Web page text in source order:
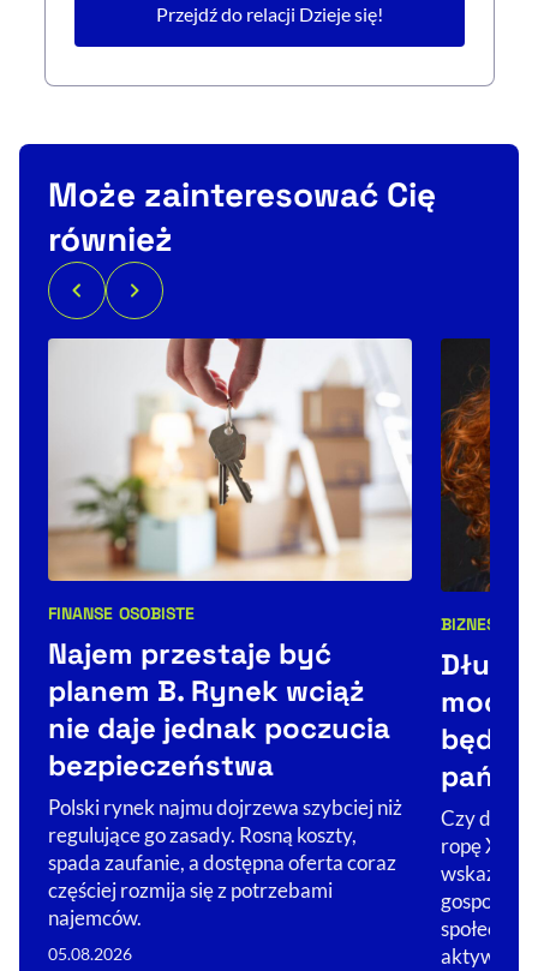
Przejdź do relacji Dzieje się!
Może zainteresować Cię
również
Kategorie artykułu:
FINANSE OSOBISTE
Najem przestaje być
planem B. Rynek wciąż
nie daje jednak poczucia
bezpieczeństwa
Polski rynek najmu dojrzewa szybciej niż
regulujące go zasady. Rosną koszty,
spada zaufanie, a dostępna oferta coraz
częściej rozmija się z potrzebami
najemców.
05.08.2026
BIZNES
moda.
Czy
ropę XXI
aktywne.…